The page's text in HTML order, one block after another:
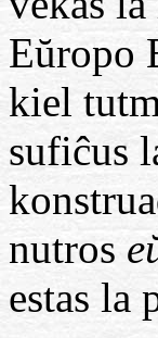
Eŭropo
kiel
sufiĉus
nutros
estas la